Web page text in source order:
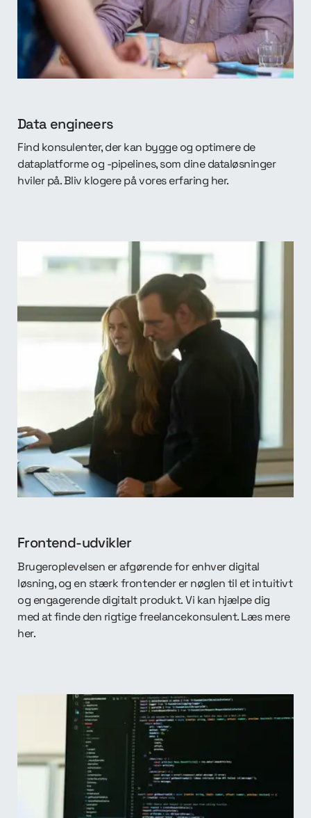
Data engineers
Find konsulenter, der kan bygge og optimere de
dataplatforme og -pipelines, som dine dataløsninger
hviler på. Bliv klogere på vores erfaring her.
Frontend-udvikler
Brugeroplevelsen er afgørende for enhver digital
løsning, og en stærk frontender er nøglen til et intuitivt
og engagerende digitalt produkt. Vi kan hjælpe dig
med at finde den rigtige freelancekonsulent. Læs mere
her.